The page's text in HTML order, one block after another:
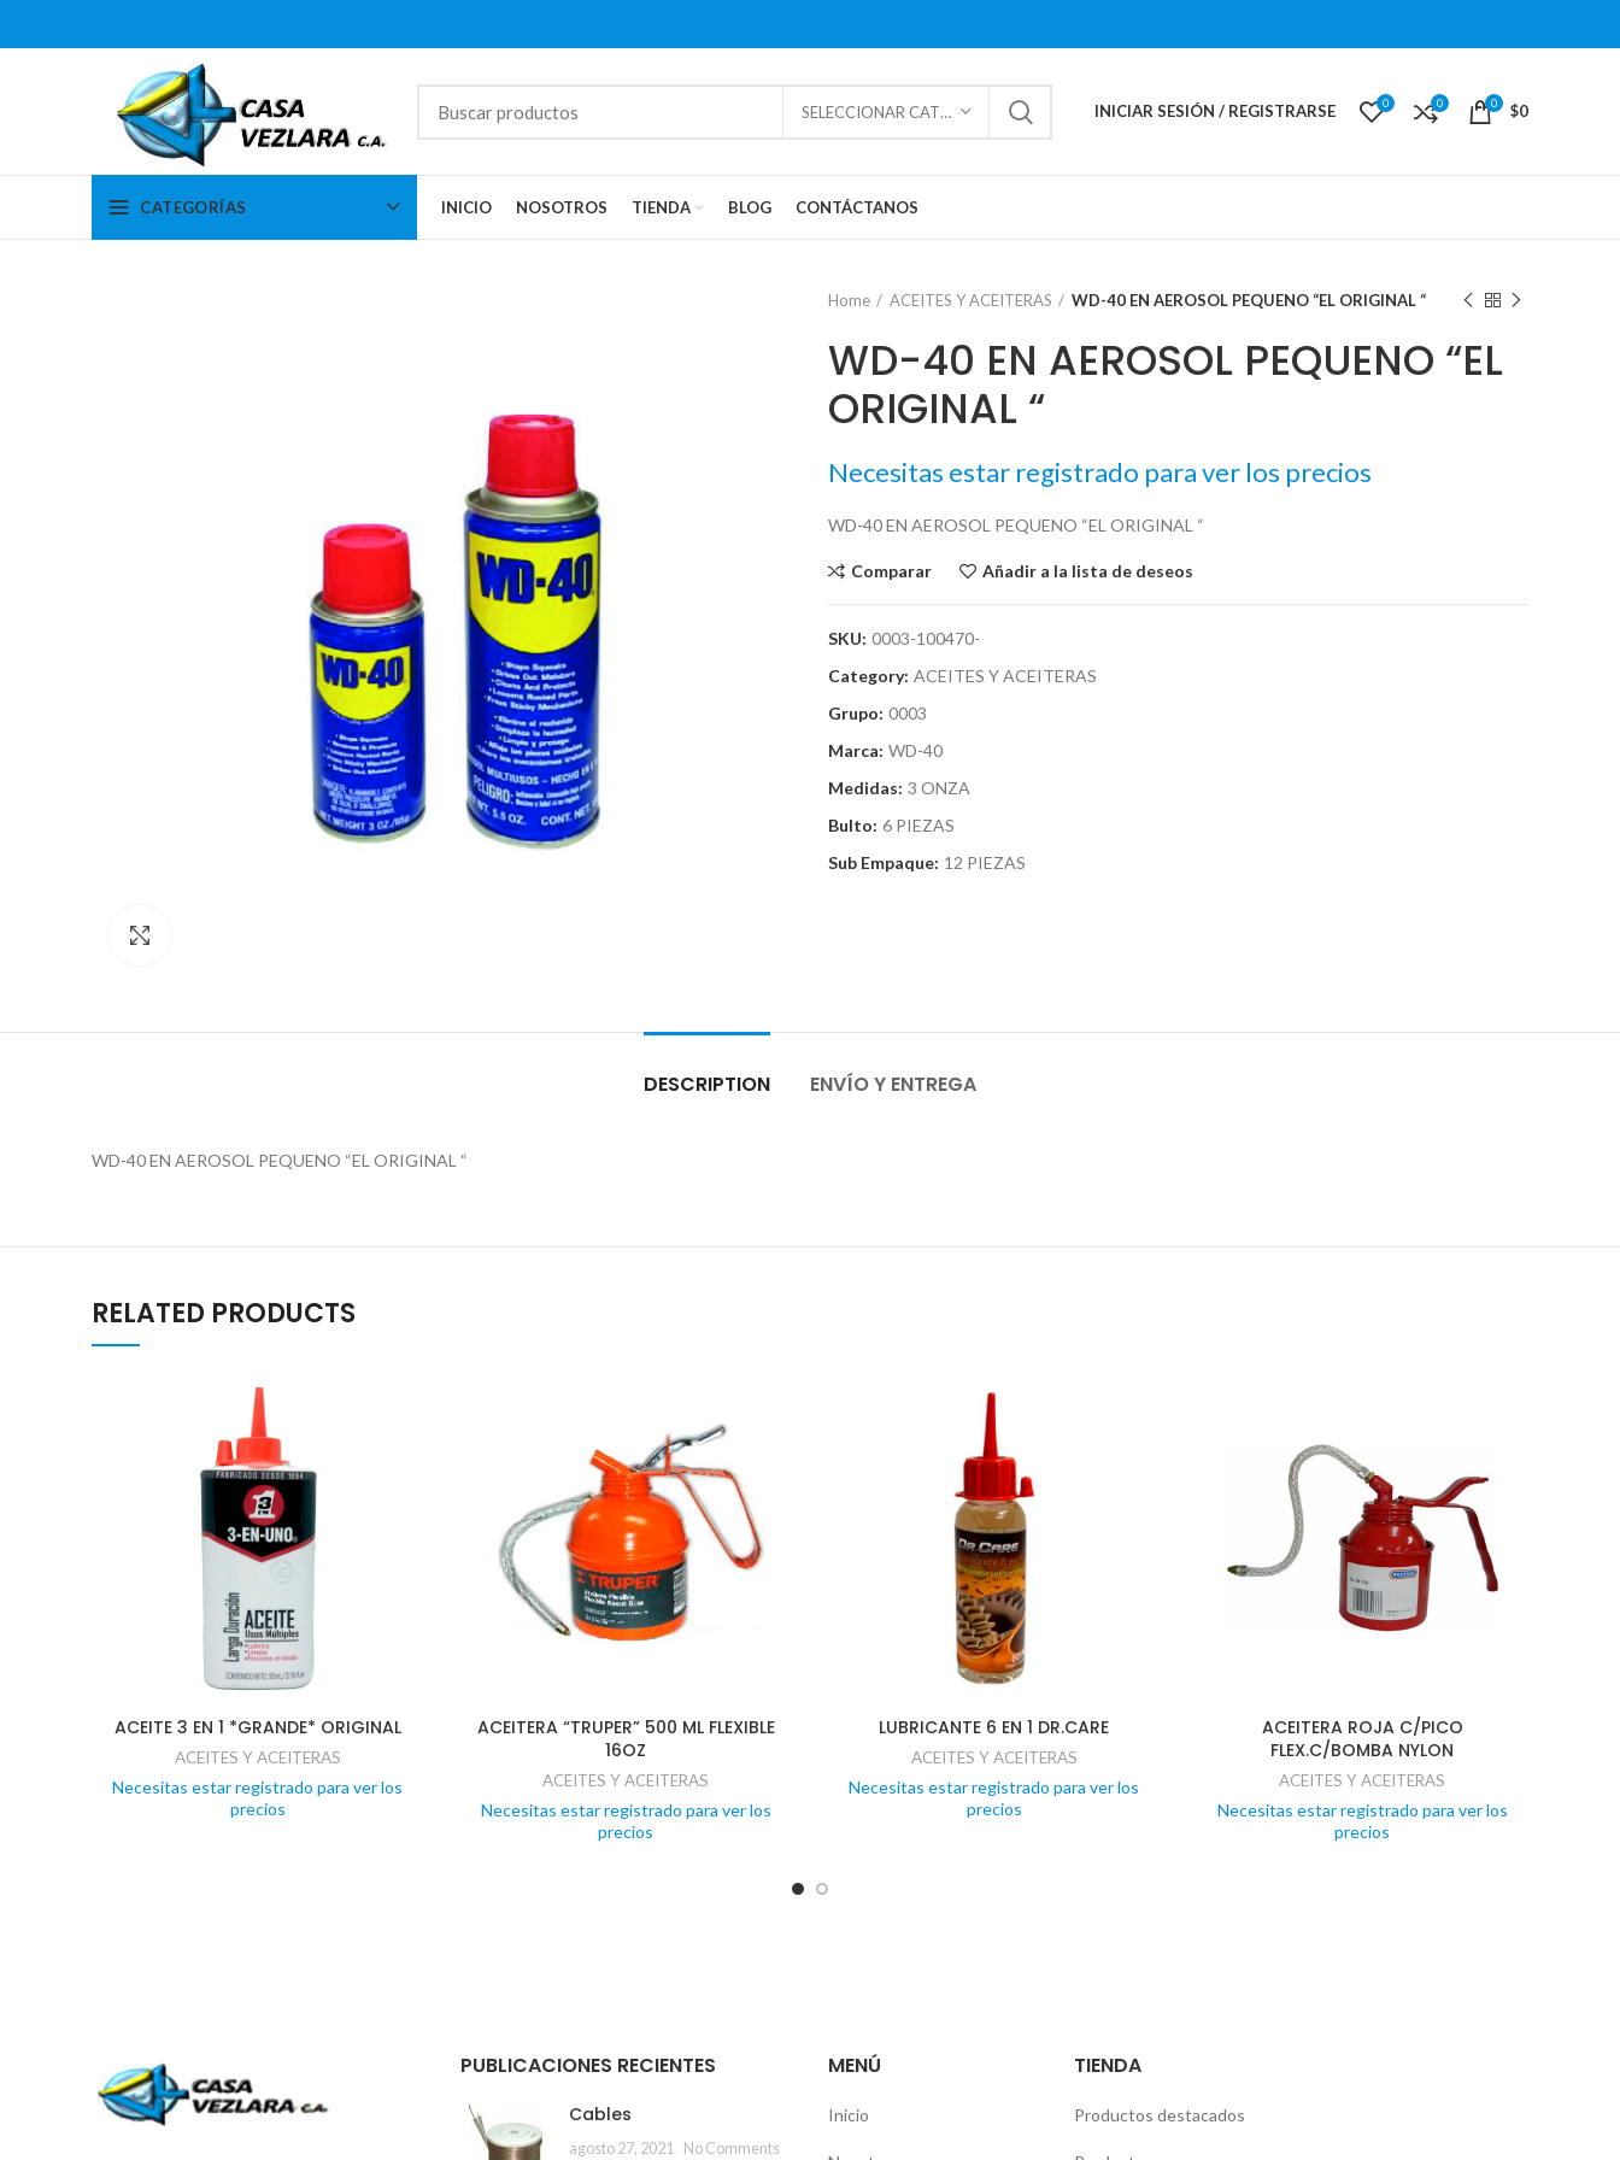
SELECCIONAR CATEGORÍAS INICIAR SESIÓN / REGISTRARSE 0 0 0 $0
CATEGORÍAS INICIO NOSOTROS TIENDA BLOG CONTÁCTANOS
Home ACEITES Y ACEITERAS WD-40 EN AEROSOL PEQUENO “EL ORIGINAL “
WD-40 EN AEROSOL PEQUENO “EL
ORIGINAL “
Necesitas estar registrado para ver los precios
WD-40 EN AEROSOL PEQUENO “EL ORIGINAL “
Comparar Añadir a la lista de deseos
SKU: 0003-100470-
Category: ACEITES Y ACEITERAS
Grupo: 0003
Marca: WD-40
Medidas: 3 ONZA
Bulto: 6 PIEZAS
Sub Empaque: 12 PIEZAS
DESCRIPTION ENVÍO Y ENTREGA
WD-40 EN AEROSOL PEQUENO “EL ORIGINAL “
RELATED PRODUCTS
ACEITE 3 EN 1 *GRANDE* ORIGINAL
ACEITES Y ACEITERAS
Necesitas estar registrado para ver los
precios
ACEITERA “TRUPER” 500 ML FLEXIBLE
16OZ
ACEITES Y ACEITERAS
Necesitas estar registrado para ver los
precios
LUBRICANTE 6 EN 1 DR.CARE
ACEITES Y ACEITERAS
Necesitas estar registrado para ver los
precios
ACEITERA ROJA C/PICO
FLEX.C/BOMBA NYLON
ACEITES Y ACEITERAS
Necesitas estar registrado para ver los
precios
PUBLICACIONES RECIENTES
Cables
agosto 27, 2021 No Comments
MENÚ
Inicio
TIENDA
Productos destacados